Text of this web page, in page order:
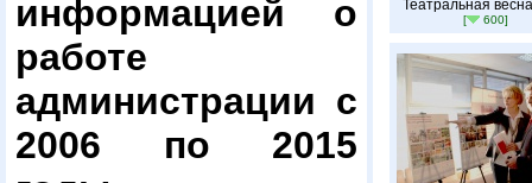
информацией о
работе
администрации с
2006 по 2015
Театральная
[ 600]